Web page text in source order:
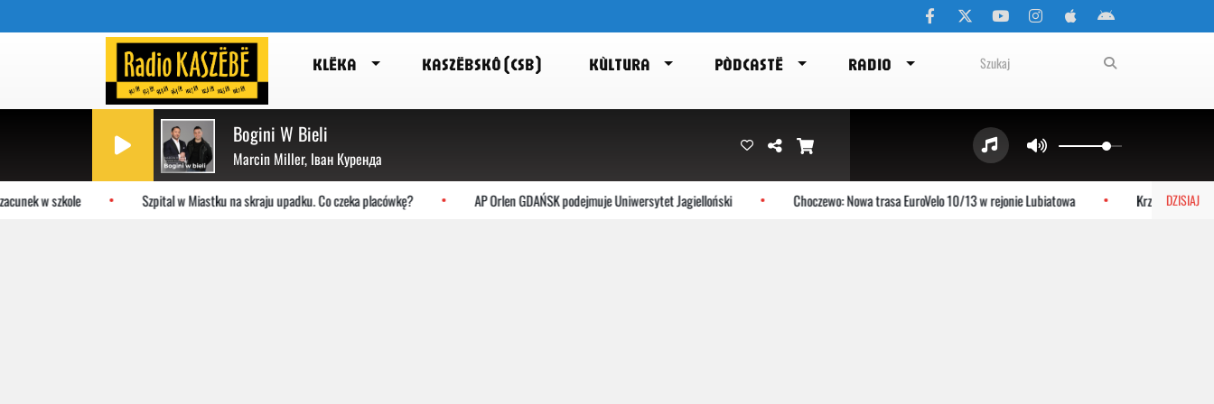
KLËKA KASZËBSKÔ (CSB) KÙLTURA PÒDCASTË RADIO
Bogini W Bieli
Marcin Miller, Іван Куренда
DZISIAJ
w szkole Szpital w Miastku na skraju upadku. Co czeka placówkę? AP Orlen GDAŃSK podejmuje Uniwersytet Jagielloński Choczewo: Nowa trasa EuroVelo 10/13 w rejonie Lubiatowa Krzysztof